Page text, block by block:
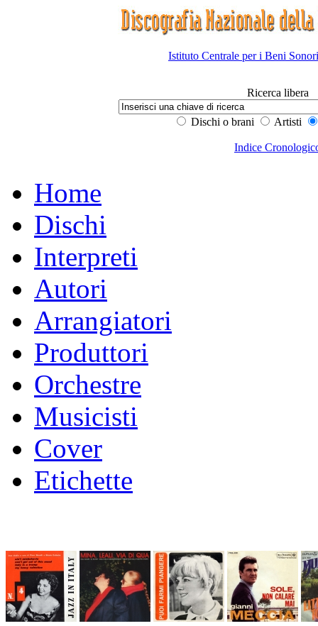
Istituto Centrale per i Beni
Ricerca libera
Dischi o brani Artisti
Indice
Home
Dischi
Interpreti
Autori
Arrangiatori
Produttori
Orchestre
Musicisti
Cover
Etichette